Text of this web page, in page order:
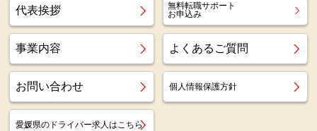
代表挨拶
無料転職サポート
お申込み
事業内容 よくあるご質問
お問い合わせ 個人情報保護方針
愛媛県のドライバー求人はこちら